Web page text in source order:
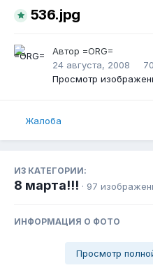
536.jpg
Автор =ORG=
24 августа, 2008
Просмотр
Жалоба
ИЗ КАТЕГОРИИ:
8 марта!!! · 97
ИНФОРМАЦИЯ О ФОТО
Просмотр